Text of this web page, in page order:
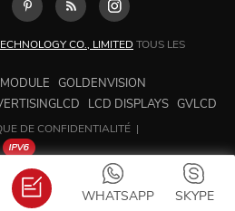
CO., LIMITED TOUS LES
GOLDENVISION
LCD DISPLAYS GVLCD
DE CONFIDENTIALITÉ |
SKYPE
WHATSAPP